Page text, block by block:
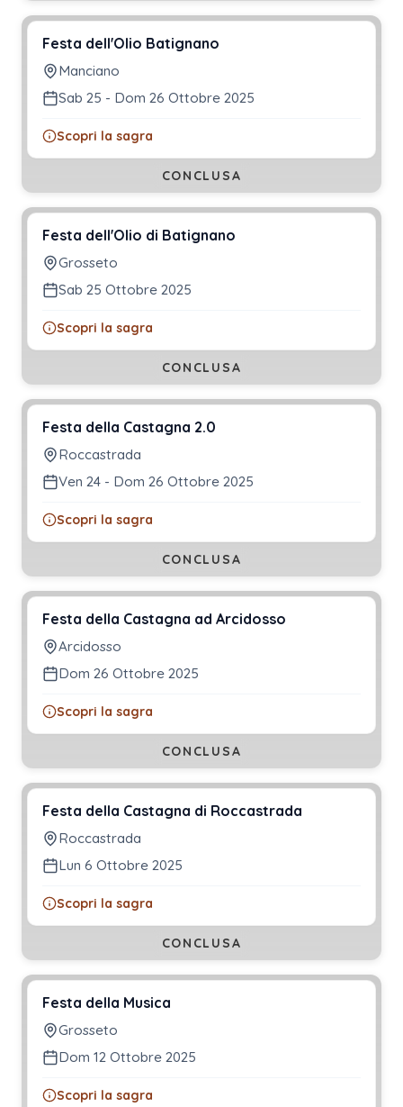
Festa dell'Olio Batignano
Manciano
Sab 25 - Dom 26 Ottobre 2025
Scopri la sagra
CONCLUSA
Festa dell'Olio di Batignano
Grosseto
Sab 25 Ottobre 2025
Scopri la sagra
CONCLUSA
Festa della Castagna 2.0
Roccastrada
Ven 24 - Dom 26 Ottobre 2025
Scopri la sagra
CONCLUSA
Festa della Castagna ad Arcidosso
Arcidosso
Dom 26 Ottobre 2025
Scopri la sagra
CONCLUSA
Festa della Castagna di Roccastrada
Roccastrada
Lun 6 Ottobre 2025
Scopri la sagra
CONCLUSA
Festa della Musica
Grosseto
Dom 12 Ottobre 2025
Scopri la sagra